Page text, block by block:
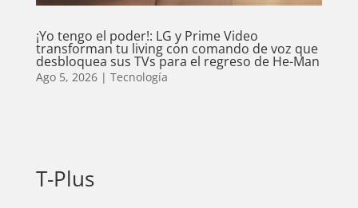
¡Yo tengo el poder!: LG y Prime Video
transforman tu living con comando de voz que
desbloquea sus TVs para el regreso de He-Man
Ago 5, 2026| Tecnología
T-Plus